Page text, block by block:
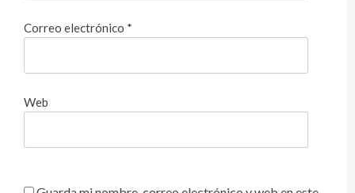
Correo electrónico *
Web